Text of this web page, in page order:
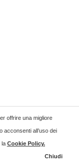
offrire una migliore
acconsenti all’uso dei
la Cookie Policy.
Chiudi